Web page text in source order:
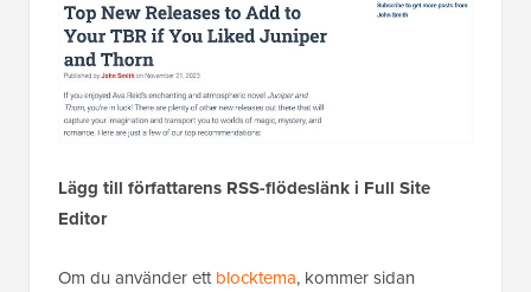
Lägg till författarens RSS-flödeslänk i Full Site
Editor
Om du använder ettblocktema, kommer sidan